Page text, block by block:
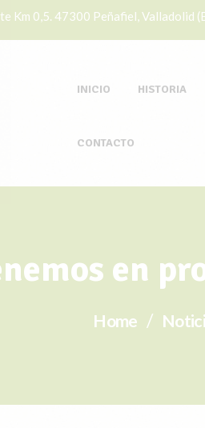
Km 0,5. 47300 Peñafiel, Valladolid
INICIO HISTORIA
CONTACTO
en
Home